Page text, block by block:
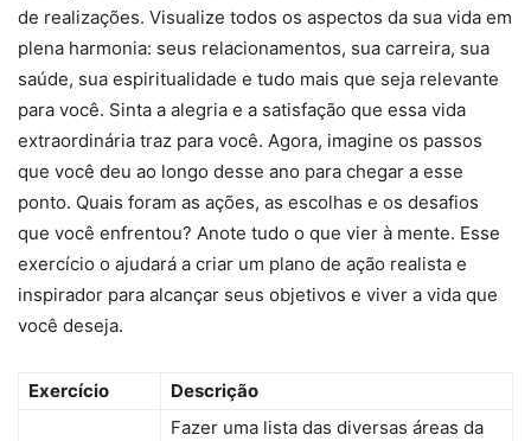
de realizações. Visualize todos os aspectos da sua vida em
plena harmonia: seus relacionamentos, sua carreira, sua
saúde, sua espiritualidade e tudo mais que seja relevante
para você. Sinta a alegria e a satisfação que essa vida
extraordinária traz para você. Agora, imagine os passos
que você deu ao longo desse ano para chegar a esse
ponto. Quais foram as ações, as escolhas e os desafios
que você enfrentou? Anote tudo o que vier à mente. Esse
exercício o ajudará a criar um plano de ação realista e
inspirador para alcançar seus objetivos e viver a vida que
você deseja.
Exercício Descrição
Fazer uma lista das diversas áreas da